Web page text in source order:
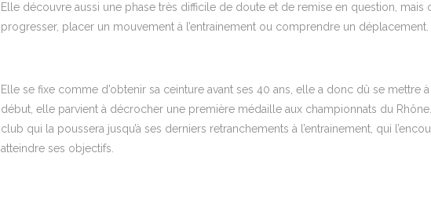
Elle découvre aussi une phase très difficile de doute et de remise en question,
progresser, placer un mouvement à l’entrainement ou comprendre un déplacement.
Elle se fixe comme d’obtenir sa ceinture avant ses 40 ans, elle a donc dû se mettre
début, elle parvient à décrocher une première médaille aux championnats du
club qui la poussera jusqu’à ses derniers retranchements à l’entrainement, qui
atteindre ses objectifs.